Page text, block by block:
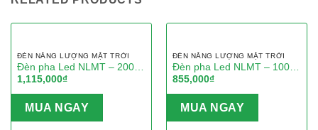
ĐÈN NĂNG LƯỢNG MẶT TRỜI
Đèn pha Led NLMT – 200W
– MK99200
1,115,000₫
MUA NGAY
ĐÈN NĂNG LƯỢNG MẶT TRỜI
Đèn pha Led NLMT – 100W
– MK 99100
855,000₫
MUA NGAY